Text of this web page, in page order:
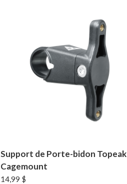
Support de Porte-bidon Topeak
Cagemount
14,99 $